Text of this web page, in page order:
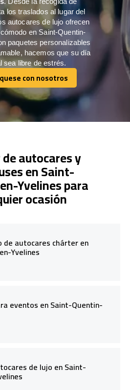
los traslados al lugar del
autocares de lujo ofrecen
en Saint-Quentin-
paquetes personalizables
hacemos que su día
sea libre de estrés.
con nosotros
con nosotros
autocares y
en Saint-
Yvelines para
ocasión
de autocares chárter en
Yvelines
eventos en Saint-Quentin-
de lujo en Saint-